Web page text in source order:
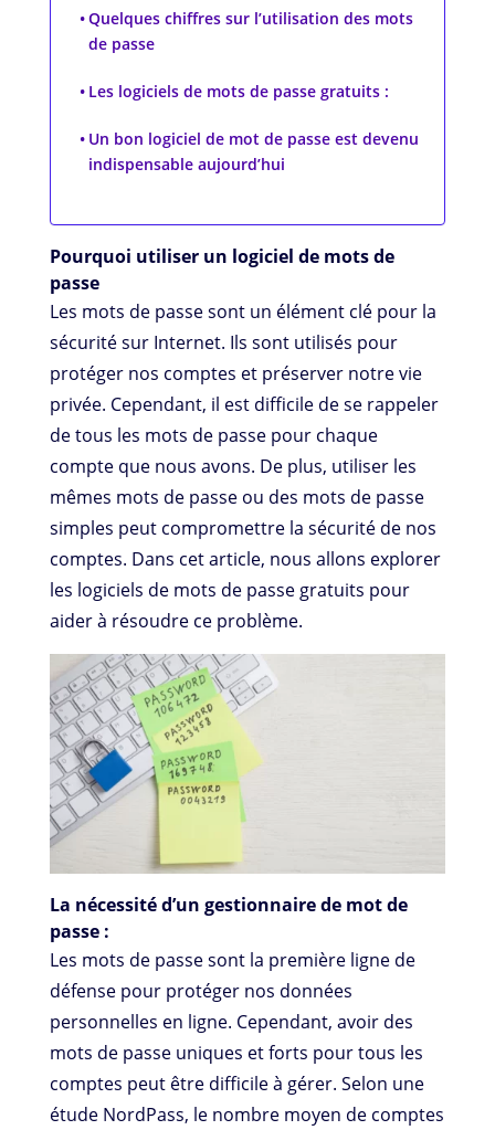
Quelques chiffres sur l’utilisation des mots
de passe
Les logiciels de mots de passe gratuits :
Un bon logiciel de mot de passe est devenu
indispensable aujourd’hui
Pourquoi utiliser un logiciel de mots de
passe
Les mots de passe sont un élément clé pour la
sécurité sur Internet. Ils sont utilisés pour
protéger nos comptes et préserver notre vie
privée. Cependant, il est difficile de se rappeler
de tous les mots de passe pour chaque
compte que nous avons. De plus, utiliser les
mêmes mots de passe ou des mots de passe
simples peut compromettre la sécurité de nos
comptes. Dans cet article, nous allons explorer
les logiciels de mots de passe gratuits pour
aider à résoudre ce problème.
La nécessité d’un gestionnaire de mot de
passe :
Les mots de passe sont la première ligne de
défense pour protéger nos données
personnelles en ligne. Cependant, avoir des
mots de passe uniques et forts pour tous les
comptes peut être difficile à gérer. Selon une
étude NordPass, le nombre moyen de comptes